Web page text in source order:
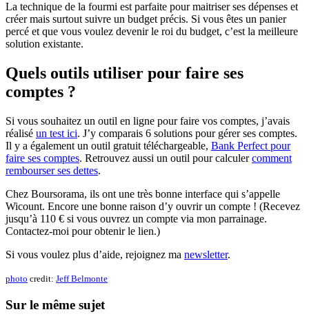
La technique de la fourmi est parfaite pour maitriser ses dépenses et
créer mais surtout suivre un budget précis. Si vous êtes un panier
percé et que vous voulez devenir le roi du budget, c’est la meilleure
solution existante.
Quels outils utiliser pour faire ses
comptes ?
Si vous souhaitez un outil en ligne pour faire vos comptes, j’avais
réalisé un test ici. J’y comparais 6 solutions pour gérer ses comptes.
Il y a également un outil gratuit téléchargeable, Bank Perfect pour
faire ses comptes. Retrouvez aussi un outil pour calculercomment
rembourser ses dettes.
Chez Boursorama, ils ont une très bonne interface qui s’appelle
Wicount. Encore une bonne raison d’y ouvrir un compte ! (Recevez
jusqu’à 110 € si vous ouvrez un compte via mon parrainage.
Contactez-moi pour obtenir le lien.)
Si vous voulez plus d’aide, rejoignez ma newsletter.
photo credit: Jeff Belmonte
Sur le même sujet